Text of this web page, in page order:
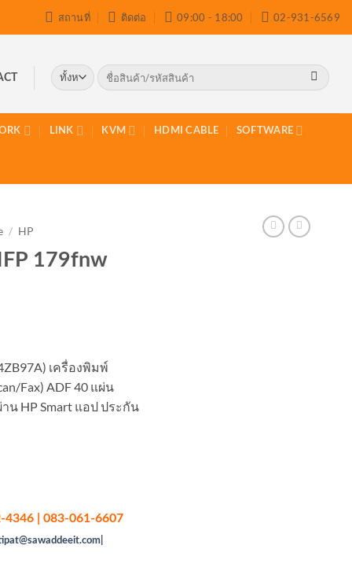
สถานที่ ติดต่อ 09:00 - 18:00 02-931-6569
ค้นหา:
LINK KVM HDMI CABLE SOFTWARE
/ HP
179fnw
เครื่องพิมพ์
Fax) ADF 40 แผ่น
น HP Smart แอป ประกัน
| 083-061-6607